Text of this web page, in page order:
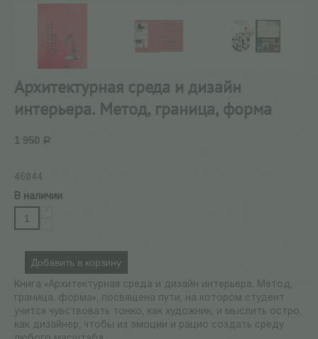
Архитектурная среда и дизайн
интерьера. Метод, граница, форма
1 950 Р
46044
В наличии
Добавить в корзину
Книга «Архитектурная среда и дизайн интерьера. Метод,
граница, форма», посвящена пути, на котором студент
учится чувствовать тонко, как художник, и мыслить остро,
как дизайнер, чтобы из эмоции и рацио создать среду